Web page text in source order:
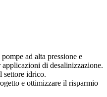
ad alta pressione e
di desalinizzazione.
settore idrico.
e ottimizzare il risparmio